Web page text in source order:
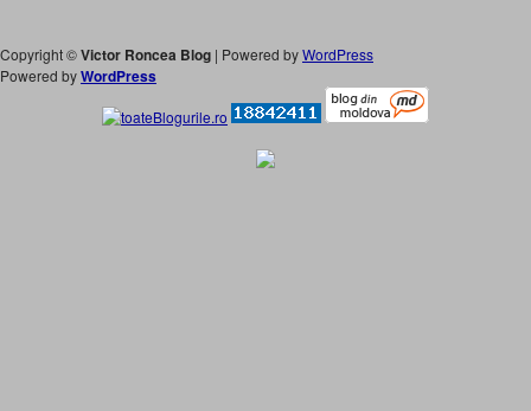
Copyright ©Victor Roncea Blog | Powered byWordPress
Powered byWordPress